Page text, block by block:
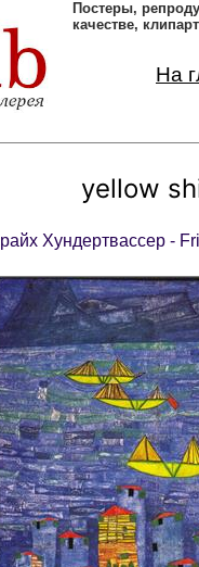
Постеры,
качестве,
На
yellow
Хундертвассер -